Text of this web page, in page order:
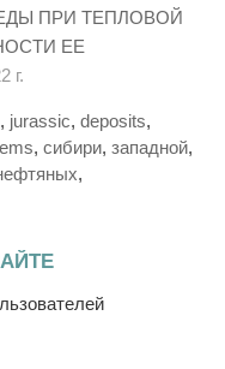
ПРИ ТЕПЛОВОЙ
ЕЕ
г.
, jurassic, deposits,
, сибири, западной,
,